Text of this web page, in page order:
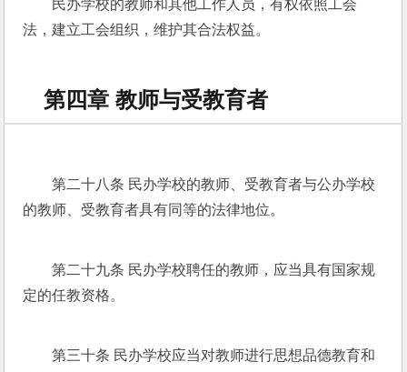
民办学校的教师和其他工作人员，有权依照工会
法，建立工会组织，维护其合法权益。
第四章 教师与受教育者
第二十八条 民办学校的教师、受教育者与公办学校
的教师、受教育者具有同等的法律地位。
第二十九条 民办学校聘任的教师，应当具有国家规
定的任教资格。
第三十条 民办学校应当对教师进行思想品德教育和